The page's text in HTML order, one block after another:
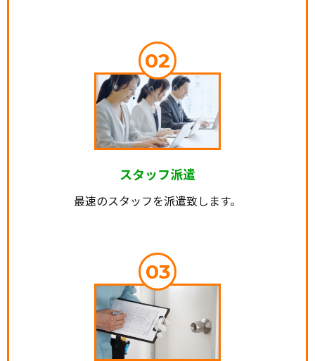
02
スタッフ派遣
最速のスタッフを派遣致します。
03